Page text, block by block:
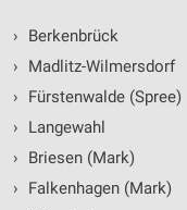
›
Berkenbrück
›
Madlitz-Wilmersdorf
›
Fürstenwalde (Spree)
›
Langewahl
›
Briesen (Mark)
›
Falkenhagen (Mark)